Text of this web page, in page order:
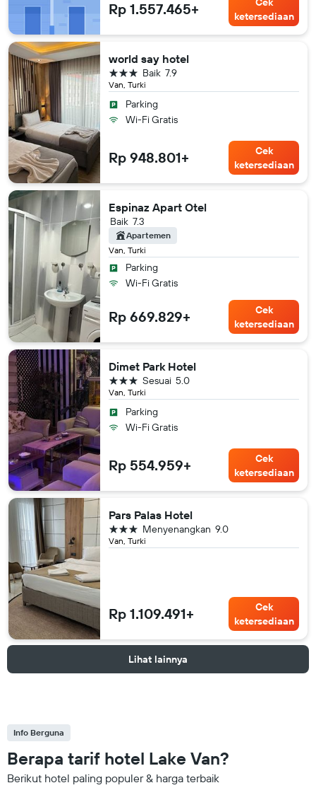
Rp 1.557.465+
ketersediaan
world say hotel
Van, Turki
7.9
Baik
bintang 3
Parking
Wi-Fi Gratis
Rp 948.801+
Cek
ketersediaan
Espinaz Apart Otel
Van, Turki
7.3
Baik
Apartemen
Parking
Wi-Fi Gratis
Rp 669.829+
Cek
ketersediaan
Dimet Park Hotel
Van, Turki
5.0
Sesuai
bintang 3
Parking
Wi-Fi Gratis
Rp 554.959+
Cek
ketersediaan
Pars Palas Hotel
Van, Turki
9.0
Menyenangkan
bintang 3
Rp 1.109.491+
Cek
ketersediaan
Lihat lainnya
Info Berguna
Berapa tarif hotel Lake Van?
Berikut hotel paling populer & harga terbaik